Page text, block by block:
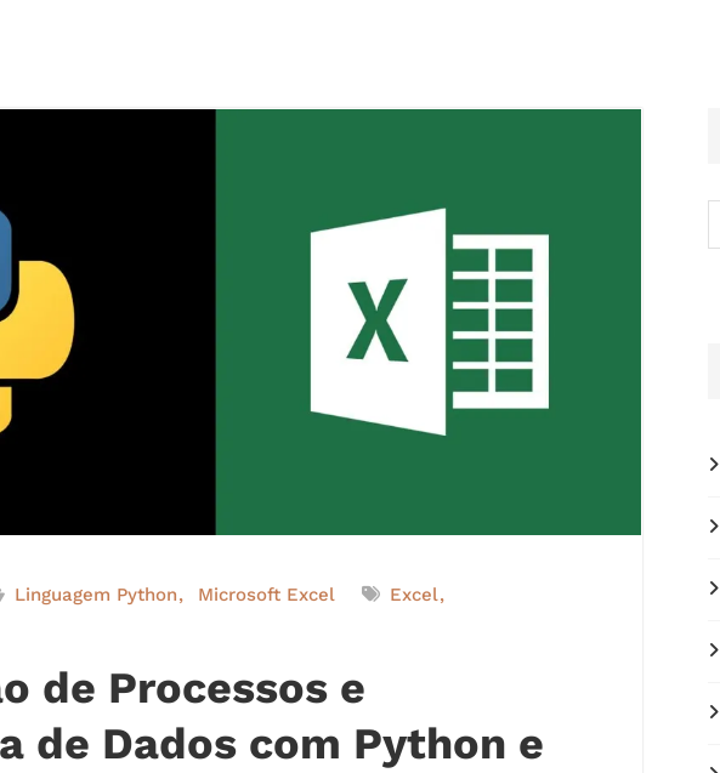
Linguagem Python Microsoft Excel
Excel
de Processos e
de Dados com Python e